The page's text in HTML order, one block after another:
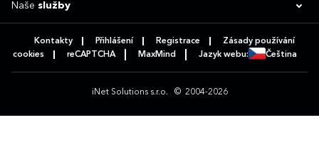
Naše služby
Kontakty Přihlášení Registrace
Zásady používání
cookies
reCAPTCHA MaxMind Jazyk webu: Čeština
iNet Solutions s.r.o. © 2004-2026